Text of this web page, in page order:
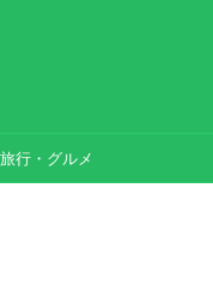
旅行・グルメ